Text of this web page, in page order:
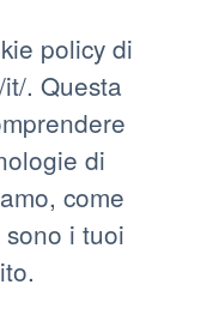
policy di
. Questa
di
come
i tuoi